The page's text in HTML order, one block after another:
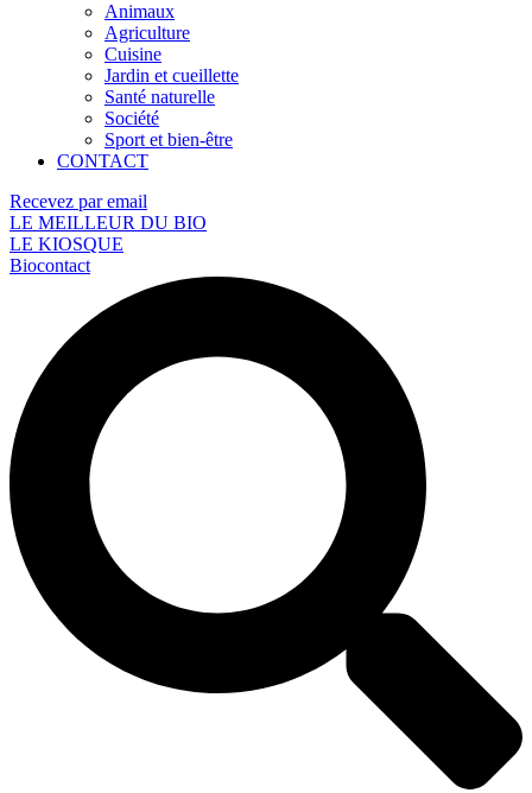
Animaux
Agriculture
Cuisine
Jardin et cueillette
Santé naturelle
Société
Sport et bien-être
CONTACT
Recevez par email
LE MEILLEUR DU BIO
LE KIOSQUE
Biocontact